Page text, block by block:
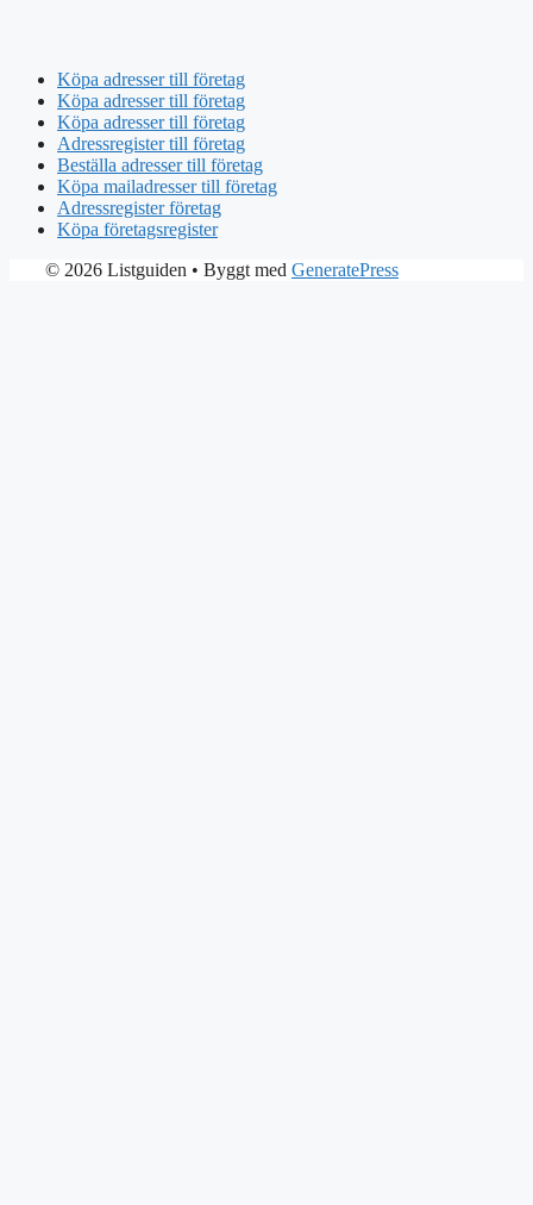
Köpa adresser till företag
Köpa adresser till företag
Köpa adresser till företag
Adressregister till företag
Beställa adresser till företag
Köpa mailadresser till företag
Adressregister företag
Köpa företagsregister
© 2026 Listguiden • Byggt med GeneratePress